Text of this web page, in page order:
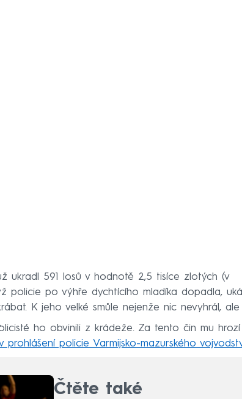
ukradl 591 losů v hodnotě 2,5 tisíce zlotých (v
policie po výhře dychtícího mladíka dopadla,
K jeho velké smůle nejenže nic nevyhrál,
ho obvinili z krádeže. Za tento čin mu
prohlášení policie Varmijsko-mazurského
Čtěte také